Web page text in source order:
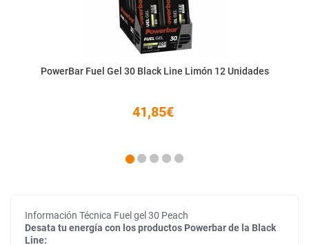
PowerBar Fuel Gel 30 Black Line Limón 12 Unidades
41,85€
Información Técnica Fuel gel 30 Peach
Desata tu energía con los productos Powerbar de la Black
Line: